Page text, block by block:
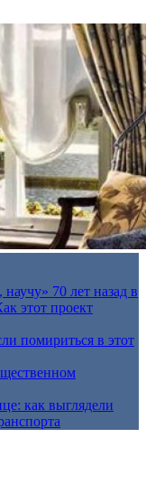
70 лет назад в
этот проект
помириться в этот
как выглядели